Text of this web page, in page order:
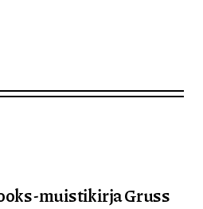
-muistikirja Gruss